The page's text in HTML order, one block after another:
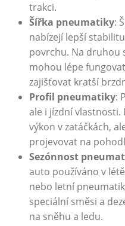
trakci.
Šířka pneumatiky:
nabízejí lepší
povrchu. Na druhou
mohou lépe
zajišťovat kratší
Profil pneumatiky:
ale i jízdní
výkon‍ v zatáčkách,
⁣projevovat‍ na
Sezónnost
auto používáno v
nebo letní
speciální směsi a
na sněhu a ​ledu.